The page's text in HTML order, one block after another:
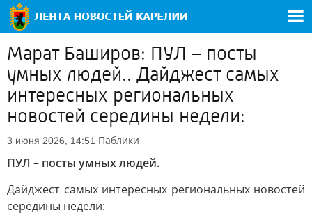
Марат Баширов: ПУЛ – посты
умных людей.. Дайджест самых
интересных региональных
новостей середины недели:
3 июня 2026, 14:51 Паблики
ПУЛ – посты умных людей.
Дайджест самых интересных региональных новостей
середины недели: